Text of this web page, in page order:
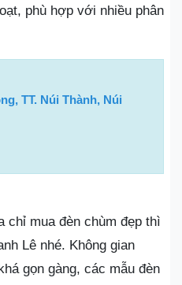
phù hợp với nhiều phân
TT. Núi Thành, Núi
chỉ mua đèn chùm đẹp thì
Lê nhé. Không gian
gọn gàng, các mẫu đèn